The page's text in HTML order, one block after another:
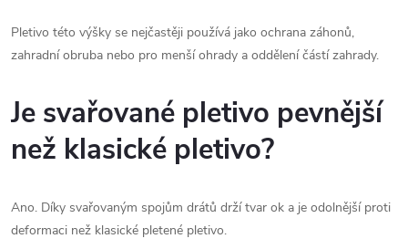
Pletivo této výšky se nejčastěji používá jako ochrana záhonů,
zahradní obruba nebo pro menší ohrady a oddělení částí zahrady.
Je svařované pletivo pevnější
než klasické pletivo?
Ano. Díky svařovaným spojům drátů drží tvar ok a je odolnější proti
deformaci než klasické pletené pletivo.